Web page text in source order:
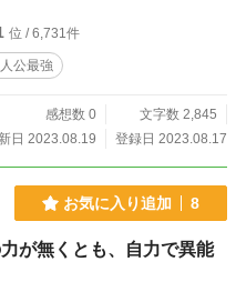
位 / 6,731件
公最強
感想数 0
文字数 2,845
日 2023.08.19
登録日 2023.08.17
お気に入り追加 8
が無くとも、自力で異能